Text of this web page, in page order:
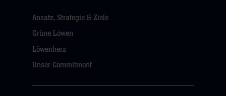
Ansatz, Strategie & Ziele
Grüne Löwen
Löwenherz
Unser Commitment